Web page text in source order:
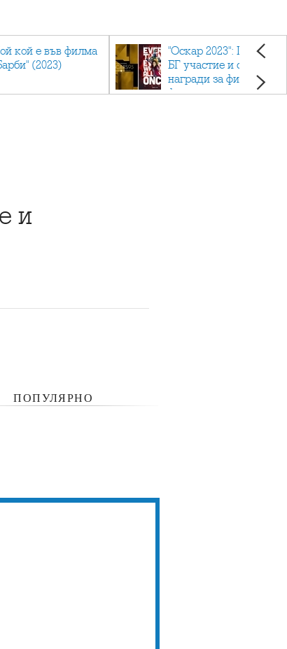
кой е във филма
(2023)
"Оскар 2023": Приз с
БГ участие и седем
награди за филма
фаворит
и
ПОПУЛЯРНО